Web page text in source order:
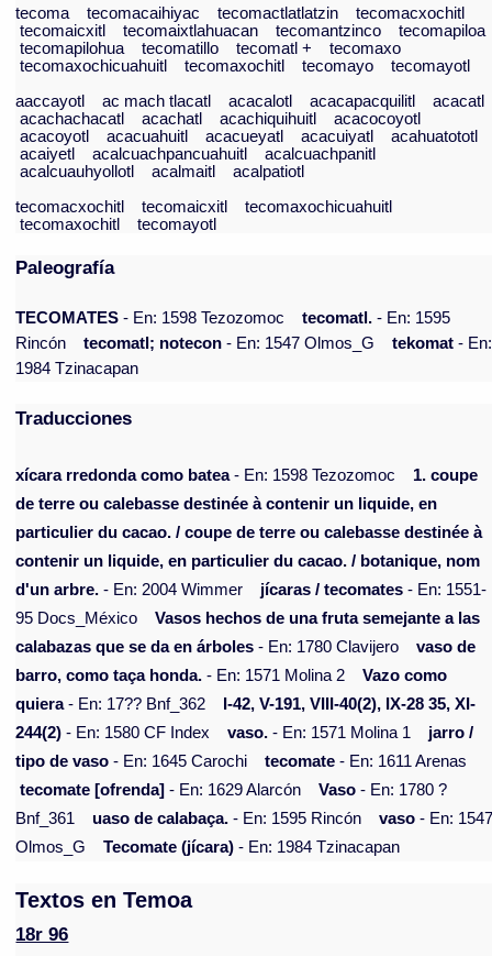
tecoma tecomacaihiyac tecomactlatlatzin
tecomacxochitl
tecomaicxitl
tecomaixtlahuacan tecomantzinco
tecomapiloa
tecomapilohua
tecomatillo tecomatl +
tecomaxo
tecomaxochicuahuitl
tecomaxochitl tecomayo
tecomayotl
aaccayotl
ac mach tlacatl acacalotl acacapacquilitl
acacatl
acachachacatl
acachatl acachiquihuitl
acacocoyotl
acacoyotl
acacuahuitl acacueyatl acacuiyatl
acahuatototl
acaiyetl
acalcuachpancuahuitl
acalcuachpanitl
acalcuauhyollotl
acalmaitl
acalpatiotl
tecomacxochitl
tecomaicxitl
tecomaxochicuahuitl
tecomaxochitl
tecomayotl
Paleografía
TECOMATES - En: 1598 Tezozomoc tecomatl. - En: 1595
Rincón
tecomatl; notecon - En: 1547 Olmos_G tekomat - En:
1984 Tzinacapan
Traducciones
xícara rredonda como batea- En: 1598 Tezozomoc
1. coupe
de terre ou calebasse destinée à contenir un liquide, en
particulier du cacao. / coupe de terre ou calebasse destinée à
contenir un liquide, en particulier du cacao. / botanique, nom
d'un arbre. - En: 2004 Wimmer jícaras / tecomates - En: 1551-
95 Docs_México
Vasos hechos de una fruta semejante a las
calabazas que se da en árboles - En: 1780 Clavijero
vaso de
barro, como taça honda. - En: 1571 Molina 2
Vazo como
quiera- En: 17?? Bnf_362
I-42, V-191, VIII-40(2), IX-28 35, XI-
244(2) - En: 1580 CF Index vaso. - En: 1571 Molina 1
jarro /
tipo de vaso - En: 1645 Carochi tecomate - En: 1611 Arenas
tecomate [ofrenda] - En: 1629 Alarcón Vaso - En: 1780 ?
Bnf_361
uaso de calabaça. - En: 1595 Rincón vaso - En:
Olmos_G
Tecomate (jícara) - En: 1984 Tzinacapan
Textos en Temoa
18r 96